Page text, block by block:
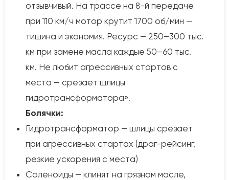
отзывчивый. На трассе на 8-й передаче
при 110 км/ч мотор крутит 1700 об/мин —
тишина и экономия. Ресурс — 250–300 тыс.
км при замене масла каждые 50–60 тыс.
км. Не любит агрессивных стартов с
места — срезает шлицы
гидротрансформатора».
Болячки:
Гидротрансформатор — шлицы срезает
при агрессивных стартах (драг-рейсинг,
резкие ускорения с места)
Соленоиды — клинят на грязном масле,